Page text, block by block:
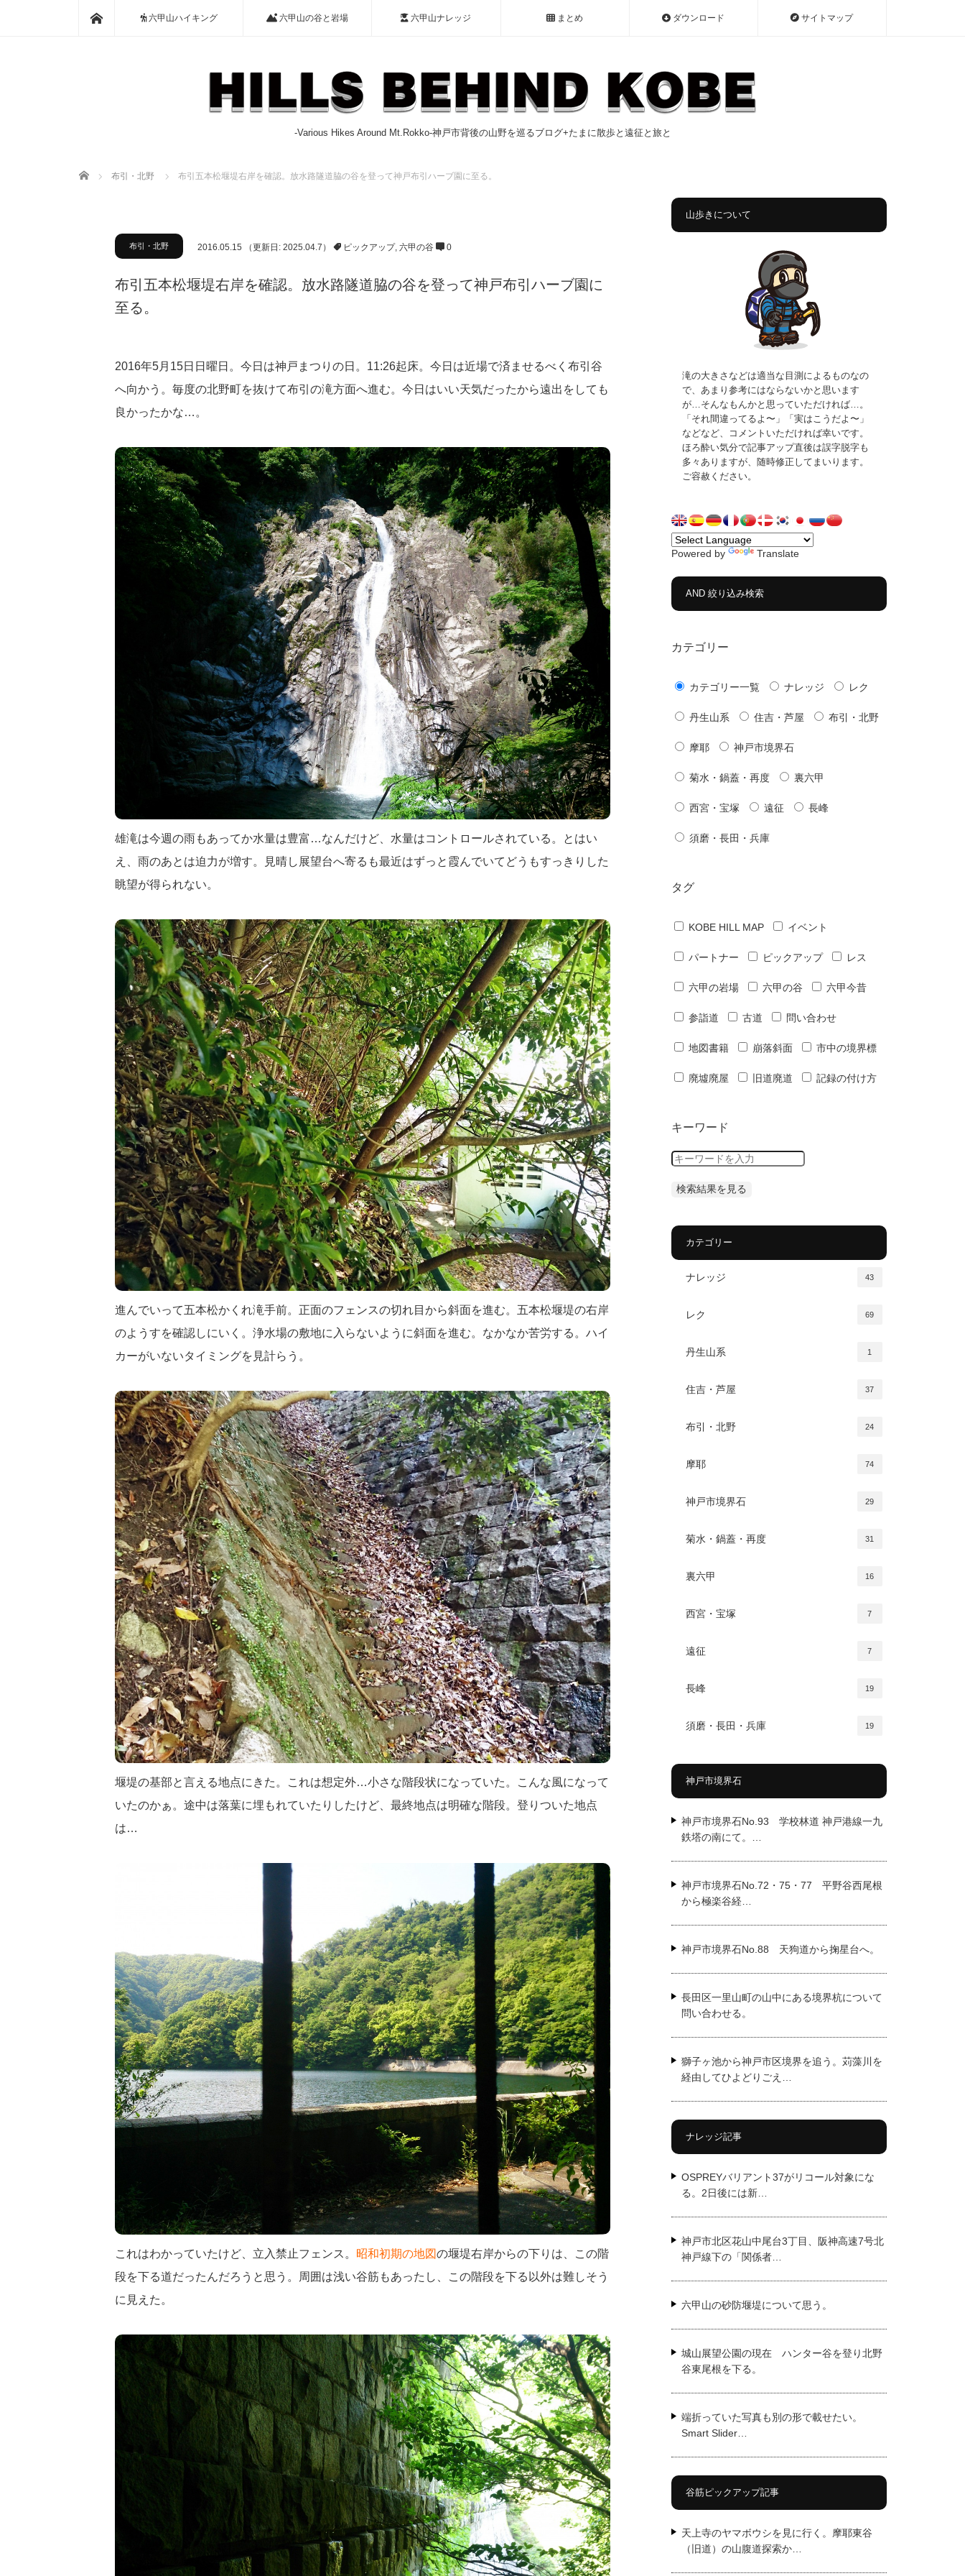
ホーム六甲山ハイキング 六甲山の谷と岩場 六甲山ナレッジ まとめ ダウンロード サイトマップ
-Various Hikes Around Mt.Rokko-神戸市背後の山野を巡るブログ+たまに散歩と遠征と旅と
ホーム 布引・北野 布引五本松堰堤右岸を確認。放水路隧道脇の谷を登って神戸布引ハーブ園に至る。
布引・北野 2016.05.15 （更新日: 2025.04.7） ピックアップ, 六甲の谷 0
布引五本松堰堤右岸を確認。放水路隧道脇の谷を登って神戸布引ハーブ園に
至る。
2016年5月15日日曜日。今日は神戸まつりの日。11:26起床。今日は近場で済ませるべく布引谷
へ向かう。毎度の北野町を抜けて布引の滝方面へ進む。今日はいい天気だったから遠出をしても
良かったかな…。
雄滝は今週の雨もあってか水量は豊富…なんだけど、水量はコントロールされている。とはい
え、雨のあとは迫力が増す。見晴し展望台へ寄るも最近はずっと霞んでいてどうもすっきりした
眺望が得られない。
進んでいって五本松かくれ滝手前。正面のフェンスの切れ目から斜面を進む。五本松堰堤の右岸
のようすを確認しにいく。浄水場の敷地に入らないように斜面を進む。なかなか苦労する。ハイ
カーがいないタイミングを見計らう。
堰堤の基部と言える地点にきた。これは想定外…小さな階段状になっていた。こんな風になって
いたのかぁ。途中は落葉に埋もれていたりしたけど、最終地点は明確な階段。登りついた地点
は…
これはわかっていたけど、立入禁止フェンス。 昭和初期の地図の堰堤右岸からの下りは、この階
段を下る道だったんだろうと思う。周囲は浅い谷筋もあったし、この階段を下る以外は難しそう
に見えた。
山歩きについて
滝の大きさなどは適当な目測によるものなの
で、あまり参考にはならないかと思います
が…そんなもんかと思っていただければ…。
「それ間違ってるよ〜」「実はこうだよ〜」
などなど、コメントいただければ幸いです。
ほろ酔い気分で記事アップ直後は誤字脱字も
多々ありますが、随時修正してまいります。
ご容赦ください。
Powered by Translate
AND 絞り込み検索
カテゴリー
カテゴリー一覧 ナレッジ レク
丹生山系 住吉・芦屋 布引・北野
摩耶 神戸市境界石
菊水・鍋蓋・再度 裏六甲
西宮・宝塚 遠征 長峰
須磨・長田・兵庫
タグ
KOBE HILL MAP イベント
パートナー ピックアップ レス
六甲の岩場 六甲の谷 六甲今昔
参詣道 古道 問い合わせ
地図書籍 崩落斜面 市中の境界標
廃墟廃屋 旧道廃道 記録の付け方
キーワード
カテゴリー
ナレッジ 43
レク 69
丹生山系 1
住吉・芦屋 37
布引・北野 24
摩耶 74
神戸市境界石 29
菊水・鍋蓋・再度 31
裏六甲 16
西宮・宝塚 7
遠征 7
長峰 19
須磨・長田・兵庫 19
神戸市境界石
神戸市境界石No.93 学校林道 神戸港線一九
鉄塔の南にて。…
神戸市境界石No.72・75・77 平野谷西尾根
から極楽谷経…
神戸市境界石No.88 天狗道から掬星台へ。
長田区一里山町の山中にある境界杭について
問い合わせる。
獅子ヶ池から神戸市区境界を追う。苅藻川を
経由してひよどりごえ…
ナレッジ記事
OSPREYバリアント37がリコール対象にな
る。2日後には新…
神戸市北区花山中尾台3丁目、阪神高速7号北
神戸線下の「関係者…
六甲山の砂防堰堤について思う。
城山展望公園の現在 ハンター谷を登り北野
谷東尾根を下る。
端折っていた写真も別の形で載せたい。
Smart Slider…
谷筋ピックアップ記事
天上寺のヤマボウシを見に行く。摩耶東谷
（旧道）の山腹道探索か…